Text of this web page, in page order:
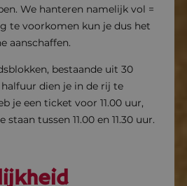
We hanteren namelijk vol =
te voorkomen kun je dus het
aanschaffen.
bestaande uit 30
dien je in de rij te
je een ticket voor 11.00 uur,
tussen 11.00 en 11.30 uur.